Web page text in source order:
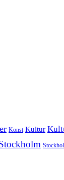
Konst Kultur